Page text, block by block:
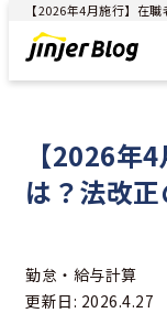
【2026年
は？法改
勤怠・給与計算
更新日: 2026.4.27